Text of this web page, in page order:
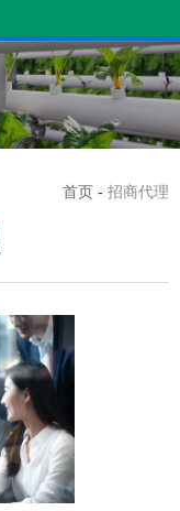
首页 - 招商代理